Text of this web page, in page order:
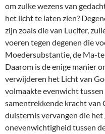
om zulke wezens van
het licht te laten zien?
zijn zoals die van Lucifer,
voeren tegen degenen die
Moedersubstantie, de Ma-
Daarom is de enige manier
verwijderen het Licht van
volmaakte evenwicht
samentrekkende kracht van
duisternis vervangen die het
onevenwichtigheid tussen